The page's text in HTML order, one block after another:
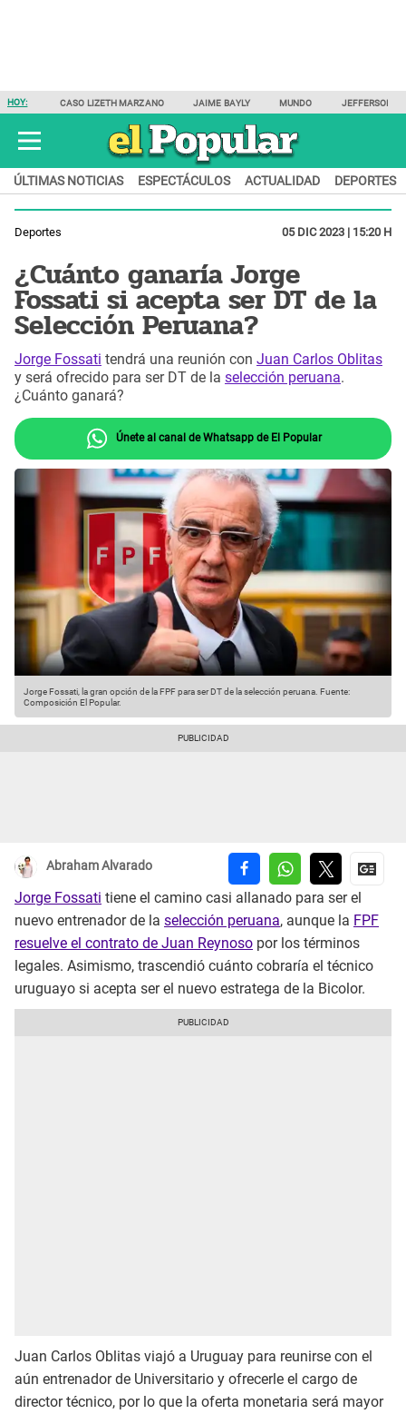
HOY: CASO LIZETH MARZANO JAIME BAYLY MUNDO JEFFERSON
ÚLTIMAS NOTICIAS ESPECTÁCULOS ACTUALIDAD DEPORTES
Deportes 05 DIC 2023 | 15:20 H
¿Cuánto ganaría Jorge
Fossati si acepta ser DT de la
Selección Peruana?
Jorge Fossati tendrá una reunión con Juan Carlos Oblitas
y será ofrecido para ser DT de la selección peruana.
¿Cuánto ganará?
Únete al canal de Whatsapp de El Popular
Jorge Fossati, la gran opción de la FPF para ser DT de la selección peruana. Fuente:
Composición El Popular.
Abraham Alvarado
Jorge Fossati tiene el camino casi allanado para ser el
nuevo entrenador de la selección peruana, aunque la FPF
resuelve el contrato de Juan Reynoso por los términos
legales. Asimismo, trascendió cuánto cobraría el técnico
uruguayo si acepta ser el nuevo estratega de la Bicolor.
Juan Carlos Oblitas viajó a Uruguay para reunirse con el
aún entrenador de Universitario y ofrecerle el cargo de
director técnico, por lo que la oferta monetaria será mayor